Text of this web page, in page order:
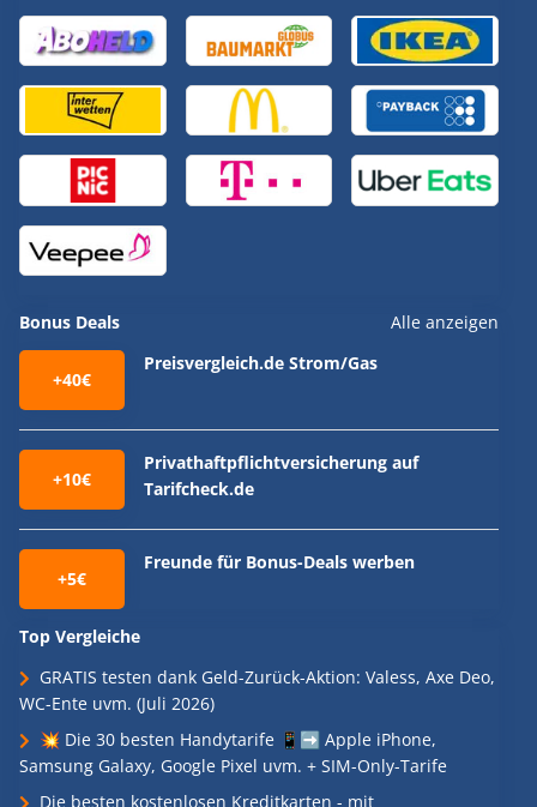
Bonus Deals Alle anzeigen
+40€
Preisvergleich.de Strom/Gas
+10€
Privathaftpflichtversicherung auf
Tarifcheck.de
+5€
Freunde für Bonus-Deals werben
Top Vergleiche
GRATIS testen dank Geld-Zurück-Aktion: Valess, Axe Deo,
WC-Ente uvm. (Juli 2026)
💥 Die 30 besten Handytarife 📱➡️ Apple iPhone,
Samsung Galaxy, Google Pixel uvm. + SIM-Only-Tarife
Die besten kostenlosen Kreditkarten - mit